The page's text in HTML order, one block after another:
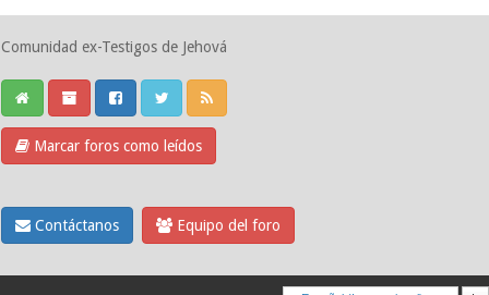
Comunidad ex-Testigos de Jehová
Marcar foros como leídos
Contáctanos Equipo del foro